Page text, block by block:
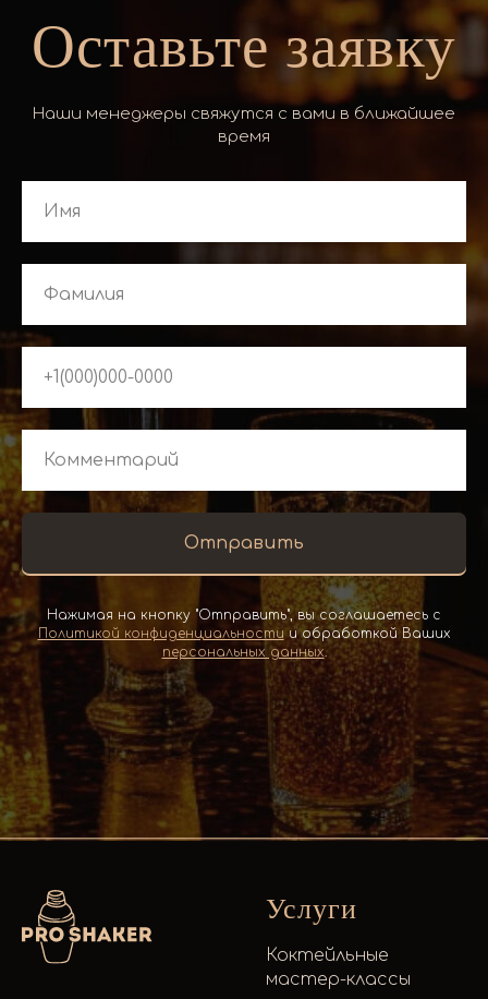
Оставьте заявку
Наши менеджеры свяжутся с вами в ближайшее
время
Отправить
Нажимая на кнопку "Отправить", вы соглашаетесь с
Политикой конфиденциальностии обработкой Ваших
персональных данных
Услуги
Коктейльные
мастер-классы